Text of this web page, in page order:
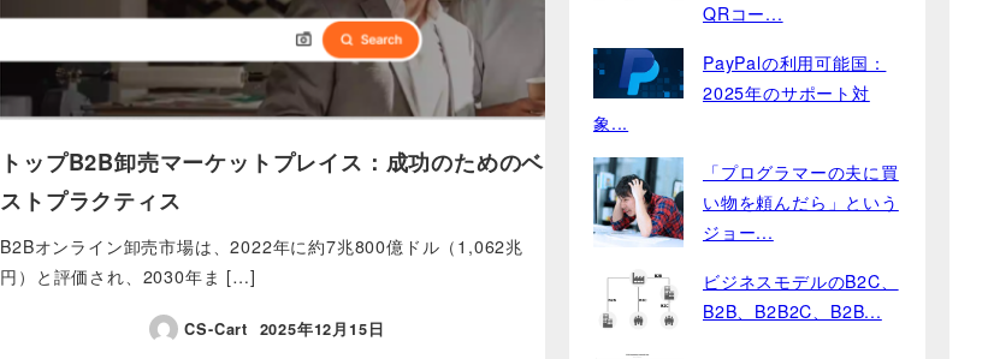
トップB2B卸売マーケットプレイス：成功のためのベ
ストプラクティス
B2Bオンライン卸売市場は、2022年に約7兆800億ドル（1,062兆
円）と評価され、2030年ま […]
CS-Cart
投稿日
2025年12月15日
QRコー...
PayPalの利用可能国：
2025年のサポート対
象...
「プログラマーの夫に買
い物を頼んだら」という
ジョー...
ビジネスモデルのB2C、
B2B、B2B2C、B2B...